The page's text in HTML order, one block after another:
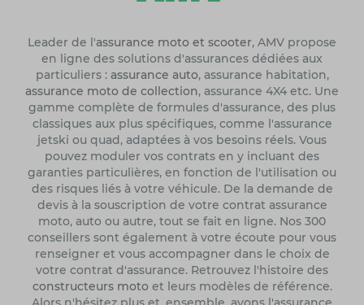
Leader de l'assurance moto et scooter, AMV propose
en ligne des solutions d'assurances dédiées aux
particuliers : assurance auto, assurance habitation,
assurance moto de collection, assurance 4X4 etc. Une
gamme complète de formules d'assurance, des plus
classiques aux plus spécifiques, comme l'assurance
jetski ou quad, adaptées à vos besoins réels. Vous
pouvez moduler vos contrats en y incluant des
garanties particulières, en fonction de l'utilisation ou
des risques liés à votre véhicule. De la demande de
devis à la souscription de votre contrat assurance
moto, auto ou autre, tout se fait en ligne. Nos 300
conseillers sont également à votre écoute pour vous
renseigner et vous accompagner dans le choix de
votre contrat d'assurance. Retrouvez l'histoire des
constructeurs motoet leurs modèles de référence.